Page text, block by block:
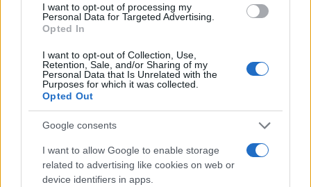
I want to opt-out of processing my
Personal Data for Targeted Advertising.
Opted In
I want to opt-out of Collection, Use,
Retention, Sale, and/or Sharing of my
Personal Data that Is Unrelated with the
Purposes for which it was collected.
Opted Out
Google consents
I want to allow Google to enable storage
related to advertising like cookies on web or
device identifiers in apps.
risorse da integrare nell’ecosistema.
per le sue caratteristiche tecniche superiori come la
del carbonio, nessuna possibilità di fork, la finalità della
transazione con zero incertezza e la velocità della
transazione. A parte questo, Algorand è stato anche
come il
protocollo più amichevole sul mercato. Per dirla
semplicemente, Algorand è un protocollo blockchain